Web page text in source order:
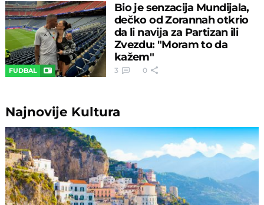
FUDBAL
Bio je senzacija Mundijala,
dečko od Zorannah otkrio
da li navija za Partizan ili
Zvezdu: "Moram to da
kažem"
3 0
Najnovije Kultura